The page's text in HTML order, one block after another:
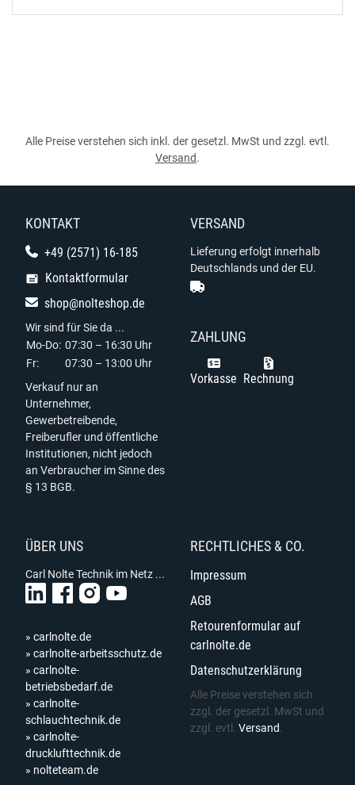
Alle Preise verstehen sich inkl. der gesetzl. MwSt und zzgl. evtl.
Versand.
KONTAKT
+49 (2571) 16-185
Kontaktformular
shop@nolteshop.de
Wir sind für Sie da ...
Mo-Do: 07:30 – 16:30 Uhr
Fr:
07:30 – 13:00 Uhr
Verkauf nur an
Unternehmer,
Gewerbetreibende,
Freiberufler und öffentliche
Institutionen, nicht jedoch
an Verbraucher im Sinne des
§ 13 BGB.
VERSAND
Lieferung erfolgt innerhalb
Deutschlands und der EU.
ZAHLUNG
Vorkasse Rechnung
ÜBER UNS
Carl Nolte Technik im Netz ...
» carlnolte.de
» carlnolte-arbeitsschutz.de
» carlnolte-
betriebsbedarf.de
» carlnolte-
schlauchtechnik.de
» carlnolte-
drucklufttechnik.de
» nolteteam.de
RECHTLICHES & CO.
Impressum
AGB
Retourenformular auf
carlnolte.de
Datenschutzerklärung
Alle Preise verstehen sich
zzgl. der gesetzl. MwSt und
zzgl. evtl. Versand